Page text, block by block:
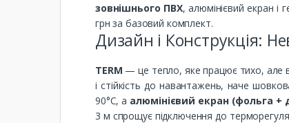
зовнішнього ПВХ, алюмінієвий екран і
грн за базовий комплект.
Дизайн і Конструкція:
TERM — це тепло, яке працює тихо, але
і стійкість до навантажень, наче
90°C, а алюмінієвий екран (фольга +
3 м спрощує підключення до